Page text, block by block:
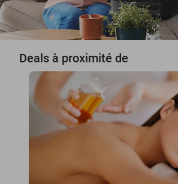
Deals à proximité de